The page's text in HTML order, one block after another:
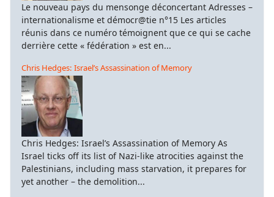
Le nouveau pays du mensonge déconcertant Adresses –
internationalisme et démocr@tie n°15 Les articles
réunis dans ce numéro témoignent que ce qui se cache
derrière cette « fédération » est en...
Chris Hedges: Israel’s Assassination of Memory
Chris Hedges: Israel’s Assassination of Memory As
Israel ticks off its list of Nazi-like atrocities against the
Palestinians, including mass starvation, it prepares for
yet another – the demolition...